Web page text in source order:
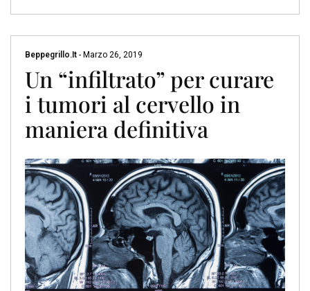
Beppegrillo.it - Marzo 26, 2019
Un “infiltrato” per curare
i tumori al cervello in
maniera definitiva